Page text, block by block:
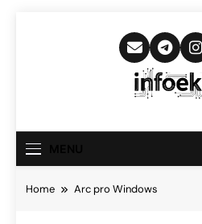
Home Arc pro Windows